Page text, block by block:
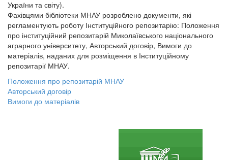
України та світу).
Фахівцями бібліотеки МНАУ розроблено документи, які
регламентують роботу Інституційного репозитарію: Положення
про інституційний репозитарій Миколаївського національного
аграрного університету, Авторський договір, Вимоги до
матеріалів, наданих для розміщення в Інституційному
репозитарії МНАУ.
Положення про репозитарій МНАУ
Авторський договір
Вимоги до матеріалів